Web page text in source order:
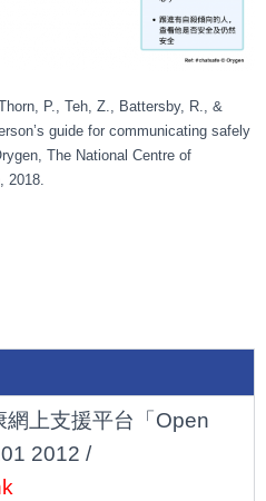
P., Teh, Z., Battersby, R., &
guide for communicating safely
The National Centre of
2018.
上支援平台「Open
2012 /